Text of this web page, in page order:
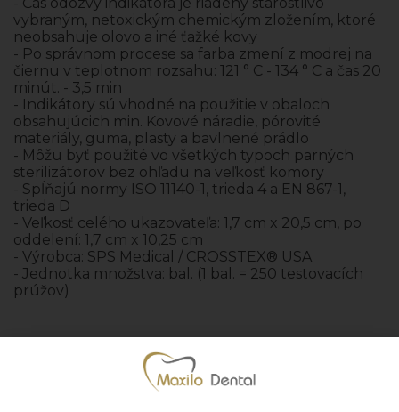
vybraným, netoxickým chemickým zložením, ktoré
neobsahuje olovo a iné ťažké kovy
- Po správnom procese sa farba zmení z modrej na
čiernu v teplotnom rozsahu: 121 ° C - 134 ° C a čas 20
minút. - 3,5 min
- Indikátory sú vhodné na použitie v obaloch
obsahujúcich min. Kovové náradie, pórovité
materiály, guma, plasty a bavlnené prádlo
- Môžu byť použité vo všetkých typoch parných
sterilizátorov bez ohľadu na veľkosť komory
- Spĺňajú normy ISO 11140-1, trieda 4 a EN 867-1,
trieda D
- Veľkosť celého ukazovateľa: 1,7 cm x 20,5 cm, po
oddelení: 1,7 cm x 10,25 cm
- Výrobca: SPS Medical / CROSSTEX® USA
- Jednotka množstva: bal. (1 bal. = 250 testovacích
prúžov)
Pridať k obľúbeným